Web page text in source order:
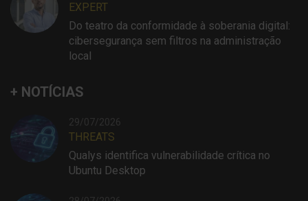
EXPERT
Do teatro da conformidade à soberania digital:
cibersegurança sem filtros na administração
local
+ NOTÍCIAS
29/07/2026
THREATS
Qualys identifica vulnerabilidade crítica no
Ubuntu Desktop